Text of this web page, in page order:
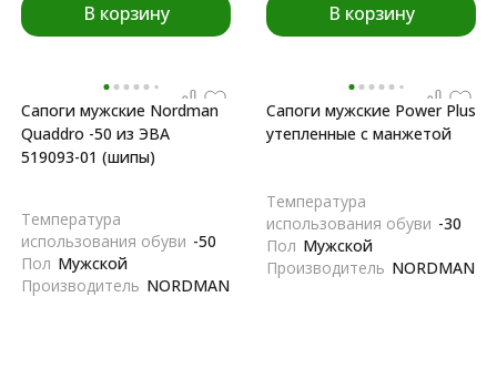
В корзину В корзину
Сапоги мужские Nordman
Quaddro -50 из ЭВА
519093-01 (шипы)
Температура
использования обуви -50
Пол Мужской
Производитель NORDMAN
Сапоги мужские Power Plus
утепленные с манжетой
Температура
использования обуви -30
Пол Мужской
Производитель NORDMAN